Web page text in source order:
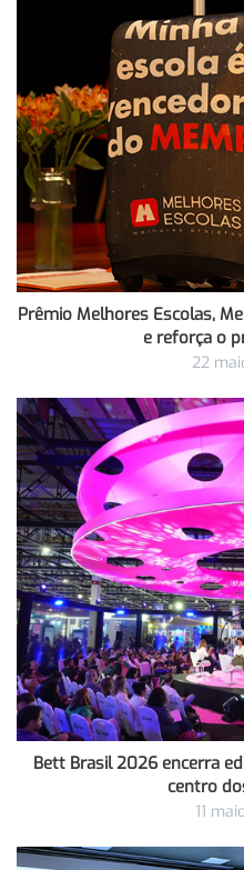
Prêmio Melhores Escolas,
e reforça o
22
Bett Brasil 2026 encerra
centro
11